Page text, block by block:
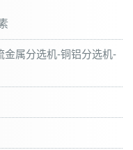
金属分选机-铜铝分选机-